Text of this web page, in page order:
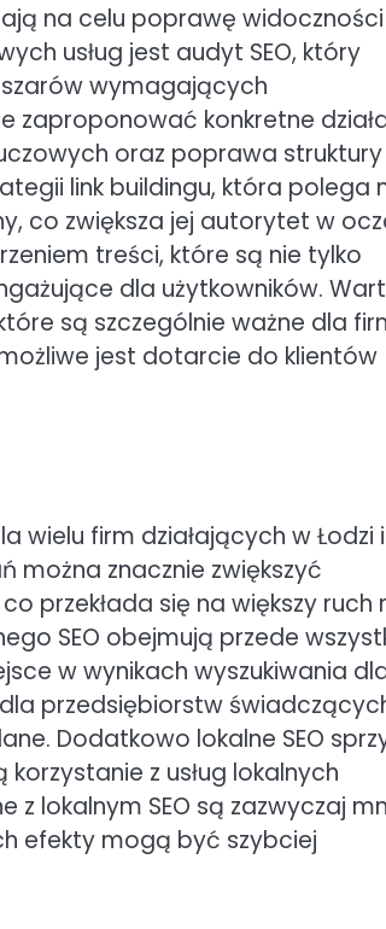
na celu poprawę widoczności
usług jest audyt SEO, który
wymagających
zaproponować konkretne
oraz poprawa struktury
link buildingu, która polega
co zwiększa jej autorytet w
treści, które są nie tylko
dla użytkowników.
są szczególnie ważne dla
jest dotarcie do klientów
wielu firm działających w Łodzi i
można znacznie zwiększyć
przekłada się na większy ruch
SEO obejmują przede
w wynikach wyszukiwania
przedsiębiorstw
Dodatkowo lokalne SEO
z usług lokalnych
lokalnym SEO są zazwyczaj
efekty mogą być szybciej